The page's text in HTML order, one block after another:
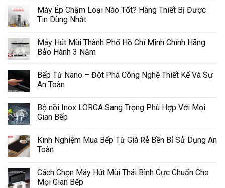
Máy Ép Chậm Loại Nào Tốt? Hãng Thiết Bị Được
Tin Dùng Nhất
Máy Hút Mùi Thành Phố Hồ Chí Minh Chính Hãng
Bảo Hành 3 Năm
Bếp Từ Nano – Đột Phá Công Nghệ Thiết Kế Và Sự
An Toàn
Bộ nồi Inox LORCA Sang Trọng Phù Hợp Với Mọi
Gian Bếp
Kinh Nghiệm Mua Bếp Từ Giá Rẻ Bền Bỉ Sử Dụng An
Toàn
Cách Chọn Máy Hút Mùi Thái Bình Cực Chuẩn Cho
Mọi Gian Bếp